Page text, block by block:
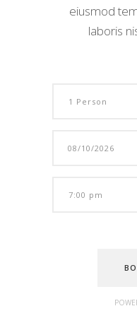
eiusmod
laboris